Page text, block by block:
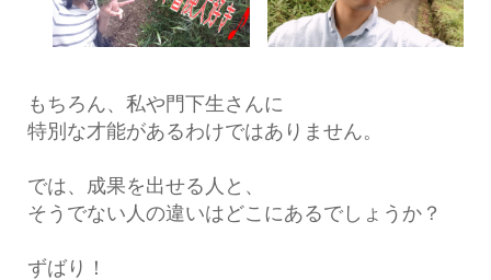
もちろん、私や門下生さんに
特別な才能があるわけではありません。
では、成果を出せる人と、
そうでない人の違いはどこにあるでしょうか？
ずばり！